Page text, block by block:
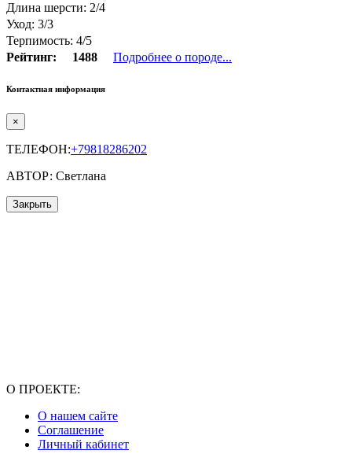
Длина шерсти: 2/4
Уход: 3/3
Терпимость: 4/5
Рейтинг:
1488 Подробнее о породе...
Контактная информация
×
ТЕЛЕФОН:+79818286202
АВТОР: Светлана
Закрыть
О ПРОЕКТЕ:
О нашем сайте
Соглашение
Личный кабинет